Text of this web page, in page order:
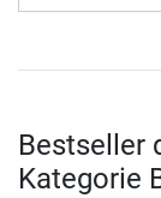
Bestseller
Kategorie